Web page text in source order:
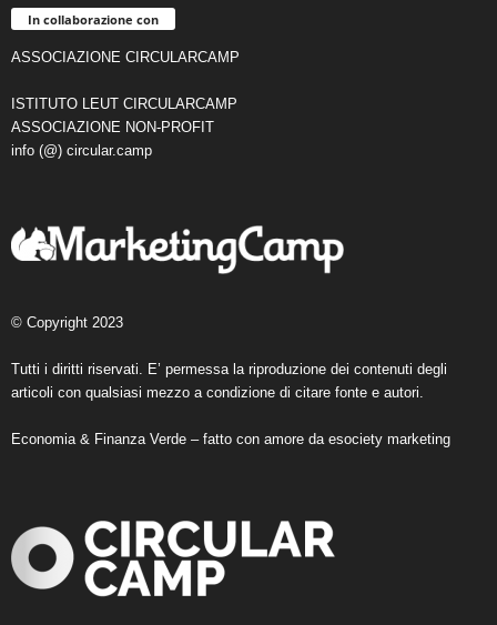
In collaborazione con
ASSOCIAZIONE CIRCULARCAMP
ISTITUTO LEUT CIRCULARCAMP
ASSOCIAZIONE NON-PROFIT
info (@) circular.camp
© Copyright 2023
Tutti i diritti riservati. E’ permessa la riproduzione dei contenuti degli
articoli con qualsiasi mezzo a condizione di citare fonte e autori.
Economia & Finanza Verde – fatto con amore da esociety marketing